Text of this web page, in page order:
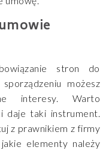
stron do
możesz
interesy. Warto
daje taki instrument.
z prawnikiem z firmy
elementy należy